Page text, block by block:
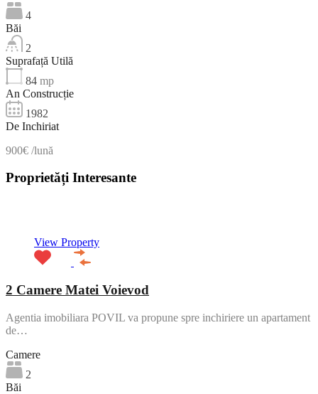
4
Băi
2
Suprafață Utilă
84 mp
An Construcție
1982
De Inchiriat
900€ /lună
Proprietăți Interesante
View Property
2 Camere Matei Voievod
Agentia imobiliara POVIL va propune spre inchiriere un apartament
de…
Camere
2
Băi